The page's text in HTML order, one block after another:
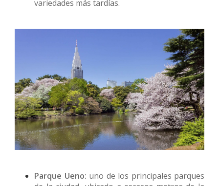
variedades más tardías.
Parque Ueno: uno de los principales parques